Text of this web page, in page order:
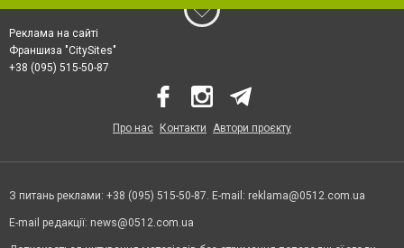
Реклама на сайті
Франшиза "CitySites"
+38 (095) 515-50-87
Про нас Контакти Автори проєкту
З питань реклами: +38 (095) 515-50-87. E-mail: reklama@0512.com.ua
E-mail редакції: news@0512.com.ua